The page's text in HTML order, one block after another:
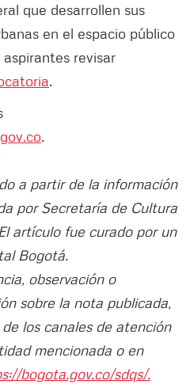
que desarrollen sus
en el espacio público
revisar
.
.
a partir de la información
por Secretaría de Cultura
artículo fue curado por un
Bogotá.
observación o
sobre la nota publicada,
los canales de atención
mencionada o en
bogota.gov.co/sdqs/.